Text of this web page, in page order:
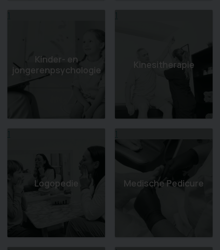
1
Kinder- en
jongerenpsychologie
1
Kinesitherapie
1
Logopedie
1
Medische Pedicure